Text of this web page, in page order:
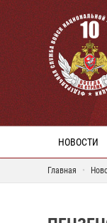
НОВОСТИ
Главная